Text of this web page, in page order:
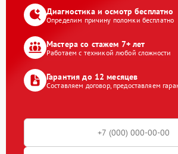
Диагностика и осмотр бесплатно
Определим причину поломки бесплатно
Мастера со стажем 7+ лет
Работаем с техникой любой сложности
Гарантия до 12 месяцев
Составляем договор, предоставляем